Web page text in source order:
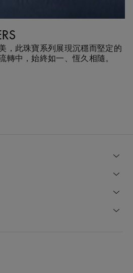
，此珠寶系列展現沉穩而堅定的
中，始終如一、恆久相隨。